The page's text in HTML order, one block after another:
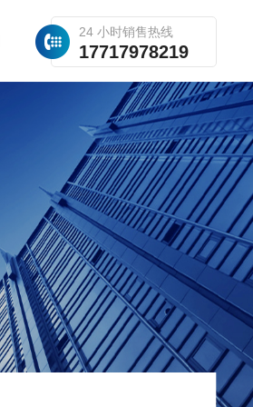
24 小时销售热线
17717978219